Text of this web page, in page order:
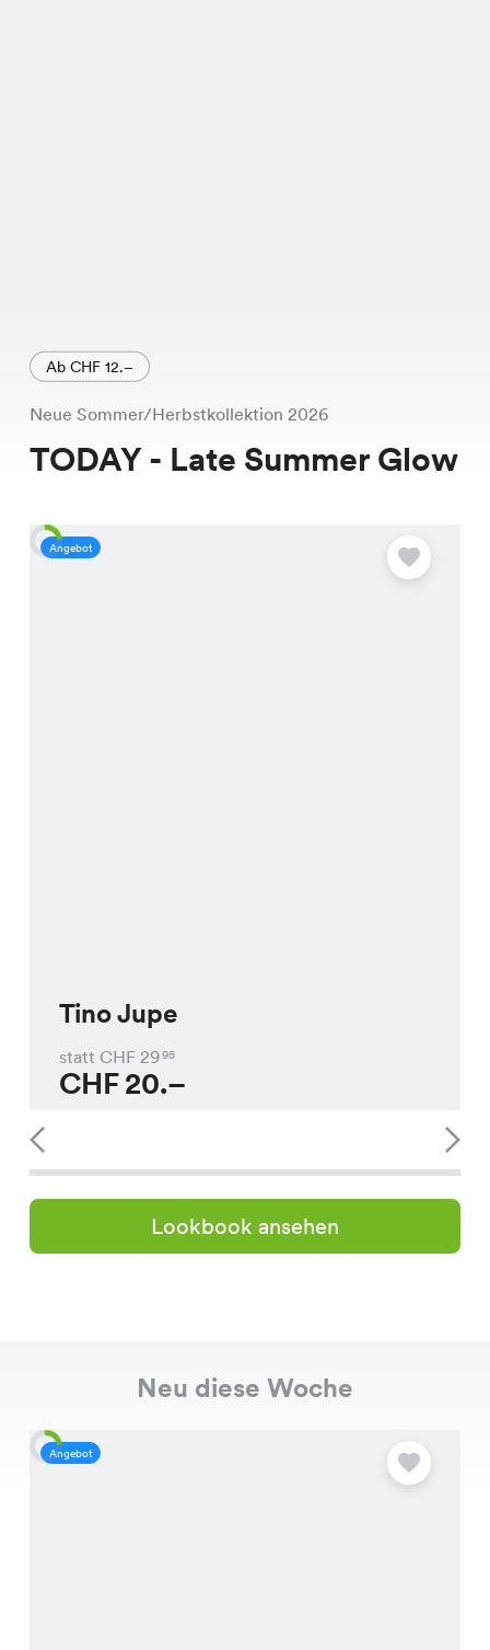
Ab CHF 12.–
Neue Sommer/Herbstkollektion 2026
TODAY - Late Summer Glow
Angebot
Tino Jupe
statt CHF 2995
CHF20.–
Lookbook ansehen
Neu diese Woche
Angebot